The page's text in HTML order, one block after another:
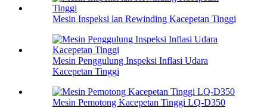
Mesin Inspeksi lan Rewinding Kacepetan Tinggi
Mesin Penggulung Inspeksi Inflasi Udara
Kacepetan Tinggi
Mesin Pemotong Kacepetan Tinggi LQ-D350